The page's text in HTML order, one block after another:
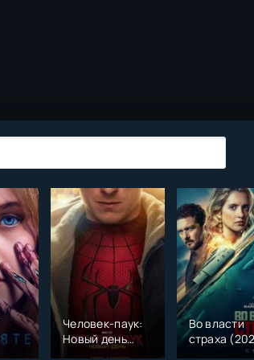
Человек-паук:
Новый день
(2026)
Во власти
страха